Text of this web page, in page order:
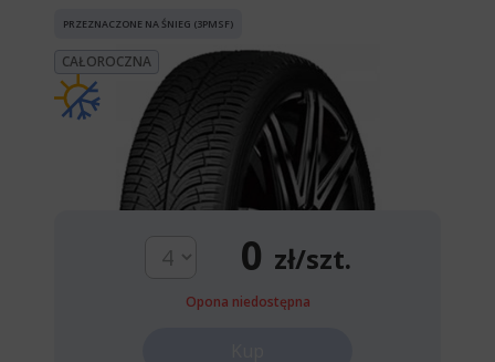
PRZEZNACZONE NA ŚNIEG (3PMSF)
CAŁOROCZNA
0 zł/szt.
Opona niedostępna